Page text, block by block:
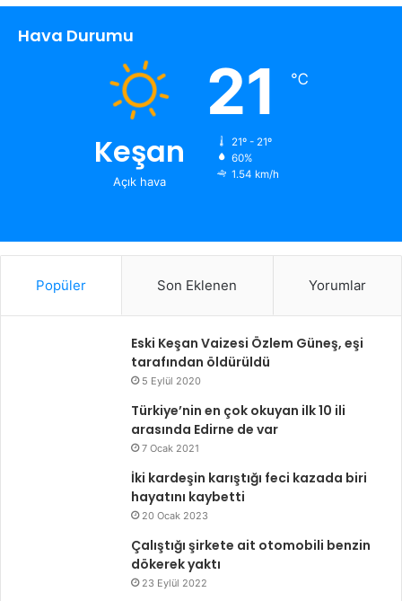
Hava Durumu
Keşan
Açık hava
21 ℃
21º - 21º
60%
1.54 km/h
Popüler Son Eklenen Yorumlar
Eski Keşan Vaizesi Özlem Güneş, eşi
tarafından öldürüldü
5 Eylül 2020
Türkiye’nin en çok okuyan ilk 10 ili
arasında Edirne de var
7 Ocak 2021
İki kardeşin karıştığı feci kazada biri
hayatını kaybetti
20 Ocak 2023
Çalıştığı şirkete ait otomobili benzin
dökerek yaktı
23 Eylül 2022